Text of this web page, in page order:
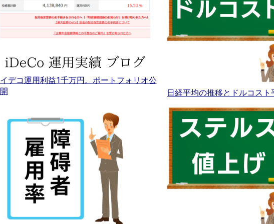
イデコ運用利益1千万円。ポートフォリオ公
開
日経平均の推移とドルコスト